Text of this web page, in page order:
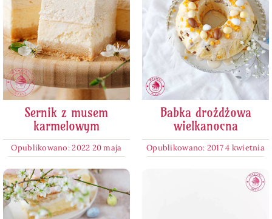
Sernik z musem
karmelowym
Opublikowano: 2022 20 maja
Babka drożdżowa
wielkanocna
Opublikowano: 2017 4 kwietnia